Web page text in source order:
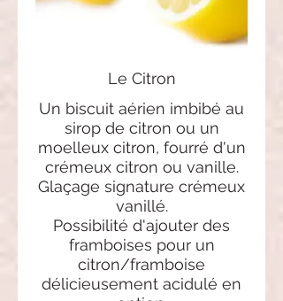
Le Citron
Un biscuit aérien imbibé au
sirop de citron ou un
moelleux citron, fourré d'un
crémeux citron ou vanille.
Glaçage signature crémeux
vanillé.
Possibilité d'ajouter des
framboises pour un
citron/framboise
délicieusement acidulé en